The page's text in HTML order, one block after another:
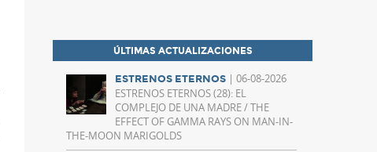
ÚLTIMAS ACTUALIZACIONES
ESTRENOS ETERNOS | 06-08-2026
ESTRENOS ETERNOS (28): EL
COMPLEJO DE UNA MADRE / THE
EFFECT OF GAMMA RAYS ON MAN-IN-
THE-MOON MARIGOLDS